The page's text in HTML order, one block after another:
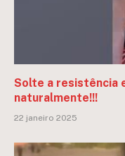
Solte a resistência
naturalmente!!!
22 janeiro 2025